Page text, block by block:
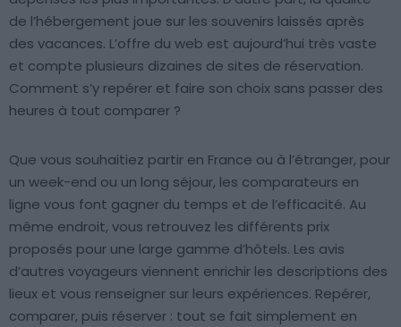
de l’hébergement joue sur les souvenirs laissés après
des vacances. L’offre du web est aujourd’hui très vaste
et compte plusieurs dizaines de sites de réservation.
Comment s’y repérer et faire son choix sans passer des
heures à tout comparer ?
Que vous souhaitiez partir en France ou à l’étranger, pour
un week-end ou un long séjour, les comparateurs en
ligne vous font gagner du temps et de l’efficacité. Au
même endroit, vous retrouvez les différents prix
proposés pour une large gamme d’hôtels. Les avis
d’autres voyageurs viennent enrichir les descriptions des
lieux et vous renseigner sur leurs expériences. Repérer,
comparer, puis réserver : tout se fait simplement en